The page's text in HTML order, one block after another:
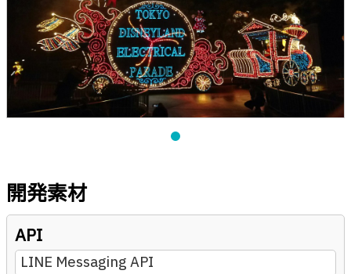
開発素材
API
LINE Messaging API